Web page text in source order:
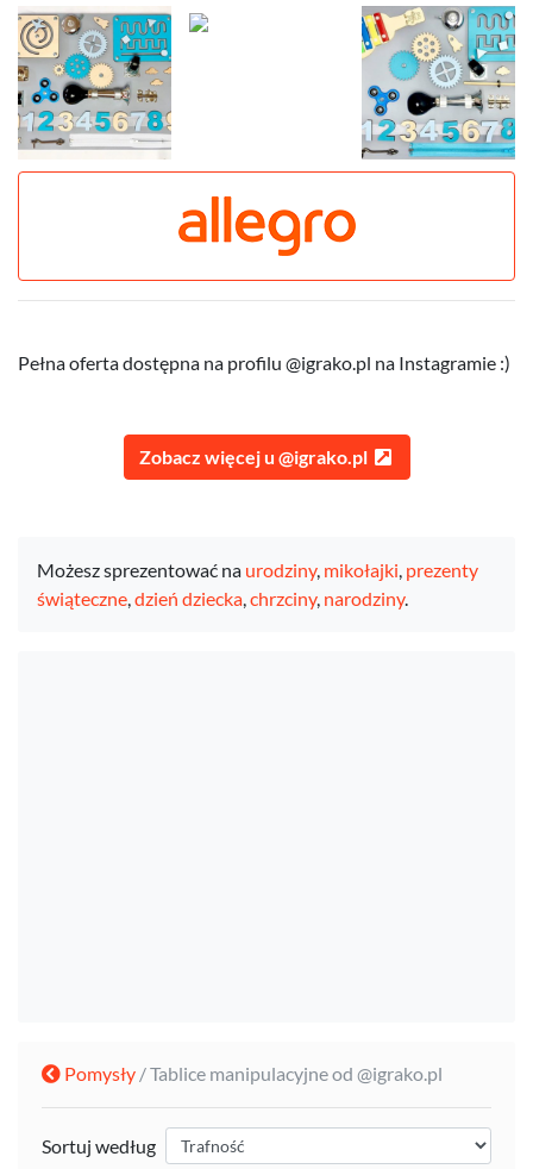
Pełna oferta dostępna na profilu @igrako.pl na Instagramie :)
Zobacz więcej u @igrako.pl
Możesz sprezentować na urodziny, mikołajki, prezenty
świąteczne,dzień dziecka,chrzciny, narodziny.
Pomysły / Tablice manipulacyjne od @igrako.pl
Sortuj według